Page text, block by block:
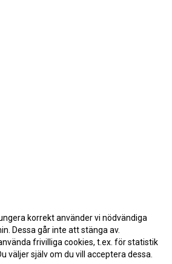
korrekt använder vi nödvändiga
Dessa går inte att stänga av.
frivilliga cookies, t.ex. för statistik
väljer själv om du vill acceptera dessa.